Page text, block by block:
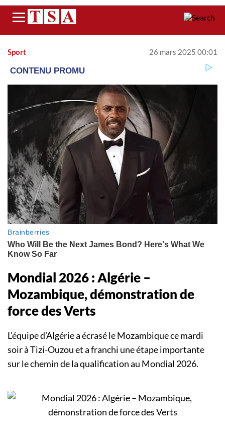
Menu
Sport 26 mars 2025 00:01
Mondial 2026 : Algérie –
Mozambique, démonstration de
force des Verts
L’équipe d’Algérie a écrasé le Mozambique ce mardi
soir à Tizi-Ouzou et a franchi une étape importante
sur le chemin de la qualification au Mondial 2026.